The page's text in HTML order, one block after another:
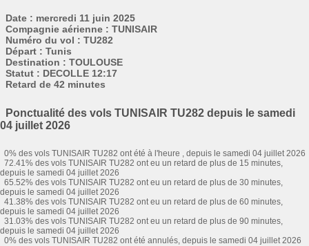
Date : mercredi 11 juin 2025
Compagnie aérienne : TUNISAIR
Numéro du vol : TU282
Départ : Tunis
Destination : TOULOUSE
Statut : DECOLLE 12:17
Retard de 42 minutes
Ponctualité des vols TUNISAIR TU282 depuis le samedi
04 juillet 2026
0% des vols TUNISAIR TU282 ont été à l'heure , depuis le samedi 04 juillet 2026
72.41% des vols TUNISAIR TU282 ont eu un retard de plus de 15 minutes,
depuis le samedi 04 juillet 2026
65.52% des vols TUNISAIR TU282 ont eu un retard de plus de 30 minutes,
depuis le samedi 04 juillet 2026
41.38% des vols TUNISAIR TU282 ont eu un retard de plus de 60 minutes,
depuis le samedi 04 juillet 2026
31.03% des vols TUNISAIR TU282 ont eu un retard de plus de 90 minutes,
depuis le samedi 04 juillet 2026
0% des vols TUNISAIR TU282 ont été annulés, depuis le samedi 04 juillet 2026